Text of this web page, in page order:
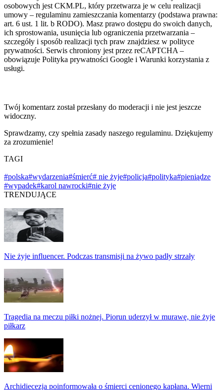
osobowych jest CKM.PL, który przetwarza je w celu realizacji
umowy – regulaminu zamieszczania komentarzy (podstawa prawna:
art. 6 ust. 1 lit. b RODO). Masz prawo dostępu do swoich danych,
ich sprostowania, usunięcia lub ograniczenia przetwarzania –
szczegóły i sposób realizacji tych praw znajdziesz w polityce
prywatności. Serwis chroniony jest przez reCAPTCHA –
obowiązuje Polityka prywatności Google i Warunki korzystania z
usługi.
Twój komentarz został przesłany do moderacji i nie jest jeszcze
widoczny.
Sprawdzamy, czy spełnia zasady naszego regulaminu. Dziękujemy
za zrozumienie!
TAGI
#polska#wydarzenia#śmierć# nie żyje#policja#polityka#pieniądze
#wypadek#karol nawrocki#nie żyje
TRENDUJĄCE
Nie żyje influencer. Podczas transmisji na żywo padły strzały
Tragedia na meczu piłki nożnej. Piorun uderzył w murawę, nie żyje
piłkarz
Archidiecezja poinformowała o śmierci cenionego kapłana. Wierni